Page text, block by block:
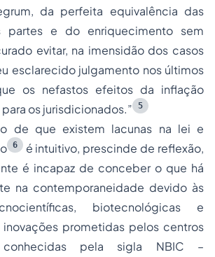
da perfeita equivalência das
partes e do enriquecimento sem
evitar, na imensidão dos casos
esclarecido julgamento nos últimos
os nefastos efeitos da inflação
os jurisdicionados.”
5
de que existem lacunas na lei e
6 é intuitivo, prescinde de reflexão,
é incapaz de conceber o que há
na contemporaneidade devido às
biotecnológicas e
inovações prometidas pelos centros
pela sigla NBIC –